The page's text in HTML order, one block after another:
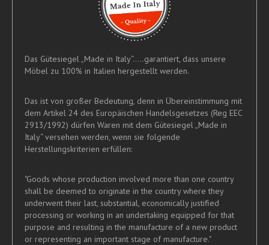
Das Gütesiegel „Made in Italy“.....garantiert, dass unsere
Möbel zu 100% in Italien hergestellt werden.
Das ist von großer Bedeutung, denn in Übereinstimmung mit
dem Artikel 24 des Europäischen Handelsgesetzes (Reg EEC
2913/1992) dürfen Waren mit dem Gütesiegel „Made in
Italy“ versehen werden, wenn sie folgende
Herstellungskriterien erfüllen:
"Goods whose production involved more than one country
shall be deemed to originate in the country where they
underwent their last, substantial, economically justified
processing or working in an undertaking equipped for that
purpose and resulting in the manufacture of a new product
or representing an important stage of manufacture."